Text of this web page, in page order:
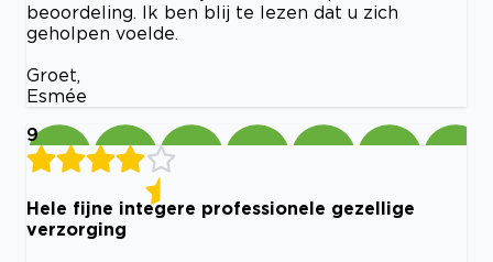
beoordeling. Ik ben blij te lezen dat u zich
geholpen voelde.
Groet,
Esmée
9
Hele fijne integere professionele gezellige
verzorging